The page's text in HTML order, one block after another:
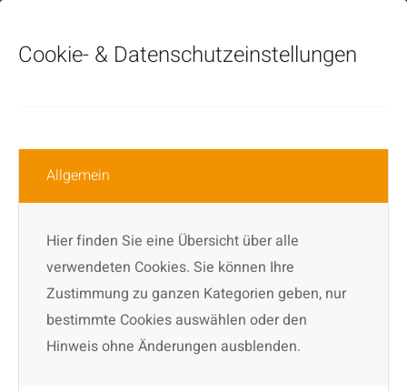
Cookie- & Datenschutzeinstellungen
Allgemein
Hier finden Sie eine Übersicht über alle
verwendeten Cookies. Sie können Ihre
Zustimmung zu ganzen Kategorien geben, nur
bestimmte Cookies auswählen oder den
Hinweis ohne Änderungen ausblenden.
Schlagwortarchiv für:
Ein zauberhafter Choreograf
live im Kino